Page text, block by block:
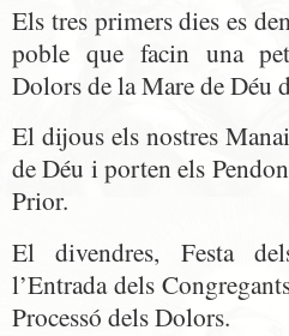
Els tres primers dies es
poble que facin una
Dolors de la Mare de Déu
El dijous els nostres
de Déu i porten els
Prior.
El divendres, Festa
l’Entrada dels
Processó dels Dolors.